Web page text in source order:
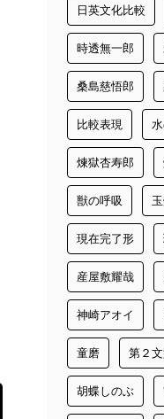
日英文化比較
時透無一郎
桑島慈悟郎
比較表現
煉獄杏寿郎
獣の呼吸
現在完了形
産屋敷耀哉
神崎アオイ
童磨 第２
胡蝶しのぶ